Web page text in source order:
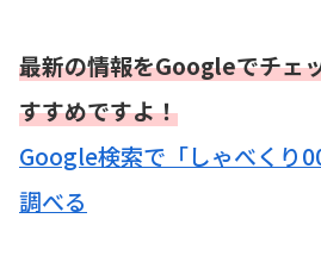
最新の情報をGoogleでチェ
すすめですよ！
Google検索で「しゃべくり
調べる